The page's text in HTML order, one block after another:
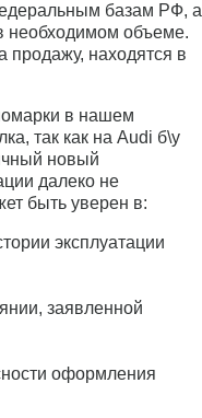
базам РФ, а
необходимом объеме.
находятся в
в нашем
так как на Audi б\у
новый
далеко не
быть уверен в:
эксплуатации
заявленной
оформления